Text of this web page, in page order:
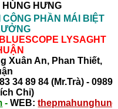
HÙNG HƯNG
PHẦN MÁI BIỆT
LYSAGHT
Xuân An, Phan Thiết,
34 89 84 (Mr.Trà) - 0989
Chi)
-WEB: